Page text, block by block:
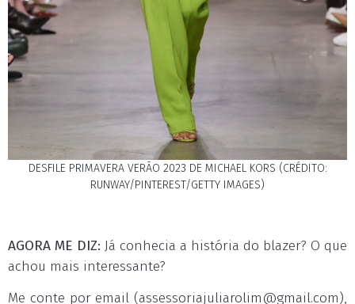
DESFILE PRIMAVERA VERÃO 2023 DE MICHAEL KORS (CRÉDITO:
RUNWAY/PINTEREST/GETTY IMAGES)
AGORA ME DIZ: Já conhecia a história do blazer? O que
achou mais interessante?
Me conte por email (assessoriajuliarolim@gmail.com),